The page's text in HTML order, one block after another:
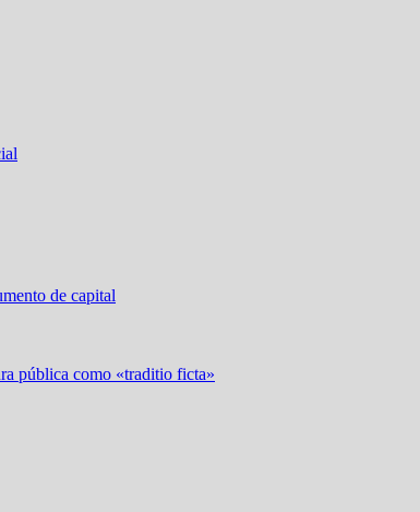
de capital
pública como «traditio ficta»